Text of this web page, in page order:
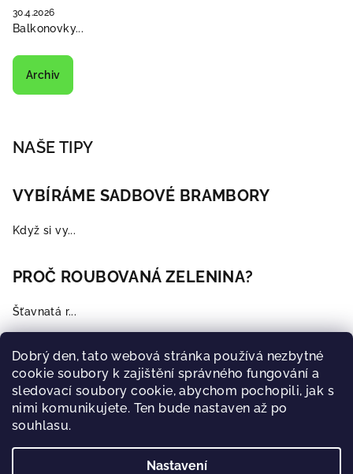
Dobrý den, tato webová stránka používá nezbytné
cookie soubory k zajištění správného fungování a
sledovací soubory cookie, abychom pochopili, jak s
nimi komunikujete. Ten bude nastaven až po
souhlasu.
Nastavení
30.4.2026
Balkonovky...
Archiv
NAŠE TIPY
VYBÍRÁME SADBOVÉ BRAMBORY
Když si vy...
PROČ ROUBOVANÁ ZELENINA?
Šťavnatá r...
MUŠKÁT ZONALE
Všichni je...